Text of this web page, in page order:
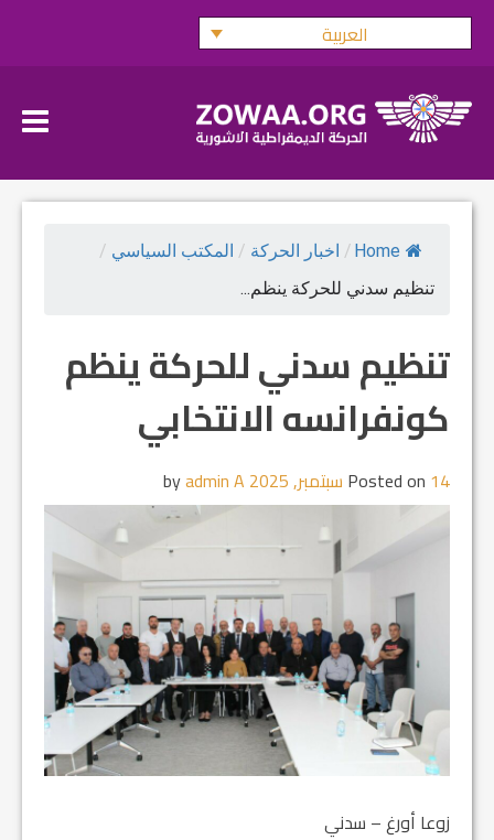
Skip
العربية
Home
/ اخبار الحركة / المكتب السياسي /
تنظيم سدني للحركة ينظم...
تنظيم سدني للحركة ينظم
كونفرانسه الانتخابي
Posted on 14 سبتمبر, 2025 admin A
زوعا أورغ – سدني